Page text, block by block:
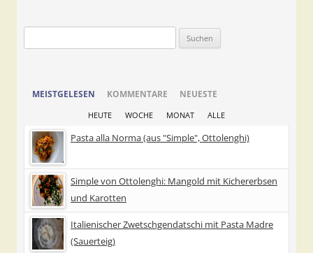
nach:
MEISTGELESEN KOMMENTARE NEUESTE
HEUTE WOCHE MONAT ALLE
Pasta alla Norma (aus "Simple", Ottolenghi)
Simple von Ottolenghi: Mangold mit Kichererbsen
und Karotten
Italienischer Zwetschgendatschi mit Pasta Madre
(Sauerteig)